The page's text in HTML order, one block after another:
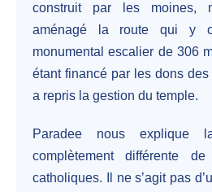
construit par les moines,
aménagé la route qui y
monumental escalier de 306
étant financé par les dons des
a repris la gestion du temple.
Paradee nous explique
complètement différente
catholiques. Il ne s’agit pas